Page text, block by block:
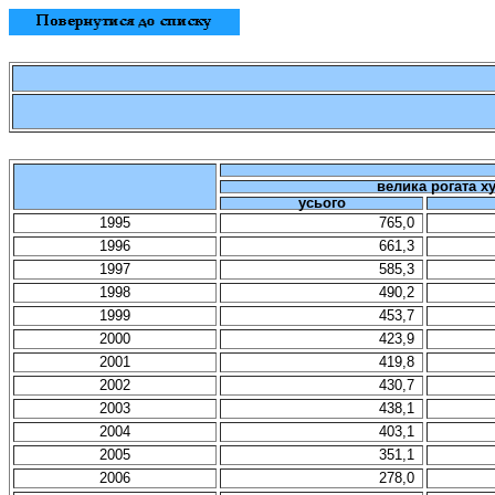
велика рогата
усього
1995
765,0
1996
661,3
1997
585,3
1998
490,2
1999
453,7
2000
423,9
2001
419,8
2002
430,7
2003
438,1
2004
403,1
2005
351,1
2006
278,0